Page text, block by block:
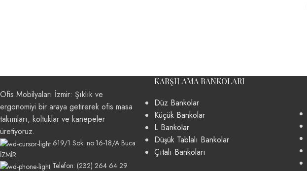
Ofis Mobilyaları İzmir: Şıklık ve
ergonomiyi bir araya getirerek ofis masa
takımları, koltuklar ve kanepeler
üretiyoruz.
619/1 Sok. no:16-18/A Buca
İZMİR
Telefon: (232) 264 64 29
KARŞILAMA BANKOLARI
Düz Bankolar
Küçük Bankolar
L Bankolar
Düşük Tablalı Bankolar
Çıtalı Bankoları